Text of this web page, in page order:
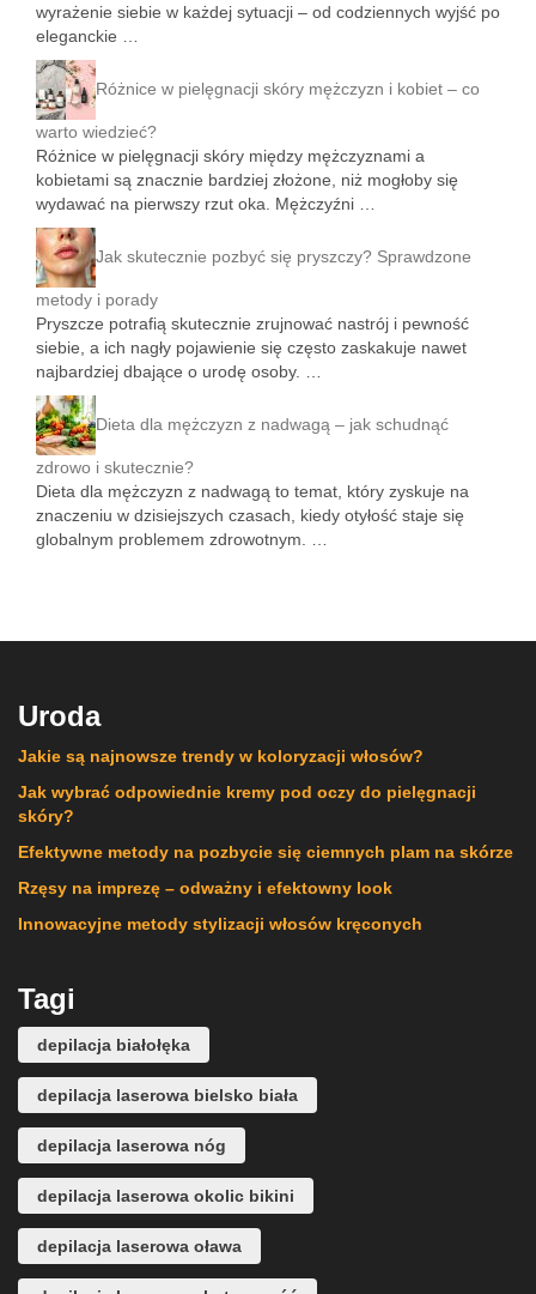
wyrażenie siebie w każdej sytuacji – od codziennych wyjść po
eleganckie …
Różnice w pielęgnacji skóry mężczyzn i kobiet – co
warto wiedzieć?
Różnice w pielęgnacji skóry między mężczyznami a
kobietami są znacznie bardziej złożone, niż mogłoby się
wydawać na pierwszy rzut oka. Mężczyźni …
Jak skutecznie pozbyć się pryszczy? Sprawdzone
metody i porady
Pryszcze potrafią skutecznie zrujnować nastrój i pewność
siebie, a ich nagły pojawienie się często zaskakuje nawet
najbardziej dbające o urodę osoby. …
Dieta dla mężczyzn z nadwagą – jak schudnąć
zdrowo i skutecznie?
Dieta dla mężczyzn z nadwagą to temat, który zyskuje na
znaczeniu w dzisiejszych czasach, kiedy otyłość staje się
globalnym problemem zdrowotnym. …
Uroda
Jakie są najnowsze trendy w koloryzacji włosów?
Jak wybrać odpowiednie kremy pod oczy do pielęgnacji
skóry?
Efektywne metody na pozbycie się ciemnych plam na skórze
Rzęsy na imprezę – odważny i efektowny look
Innowacyjne metody stylizacji włosów kręconych
Tagi
depilacja białołęka
depilacja laserowa bielsko biała
depilacja laserowa nóg
depilacja laserowa okolic bikini
depilacja laserowa oława